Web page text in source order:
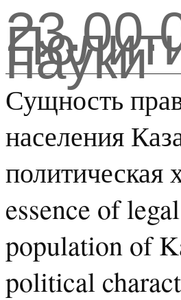
науки
Сущность
населения
политическая
essence of
population of
political